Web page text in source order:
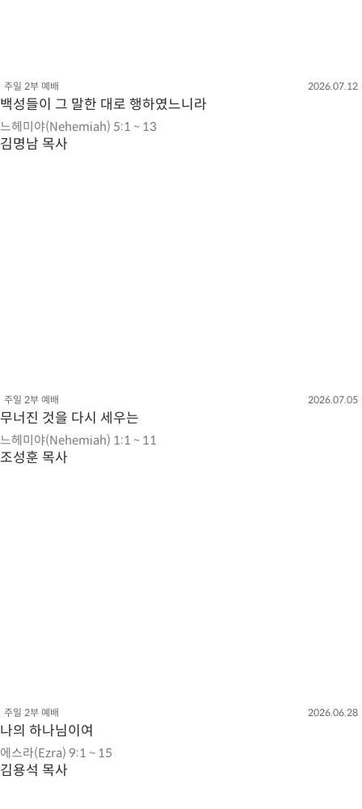
주일 2부 예배 2026.07.12
백성들이 그 말한 대로 행하였느니라
느헤미야(Nehemiah) 5:1 ~ 13
김명남 목사
주일 2부 예배 2026.07.05
무너진 것을 다시 세우는
느헤미야(Nehemiah) 1:1 ~ 11
조성훈 목사
주일 2부 예배 2026.06.28
나의 하나님이여
에스라(Ezra) 9:1 ~ 15
김용석 목사